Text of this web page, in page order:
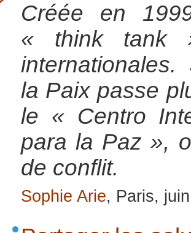
Créée en
« think tank
la Paix passe
le « Centro
para la Paz »,
de conflit.
Sophie Arie, Paris,